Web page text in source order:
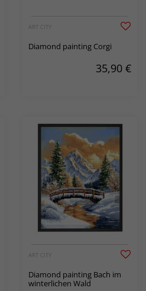
ART CITY
Diamond painting Corgi
35,90 €
ART CITY
Diamond painting Bach im
winterlichen Wald